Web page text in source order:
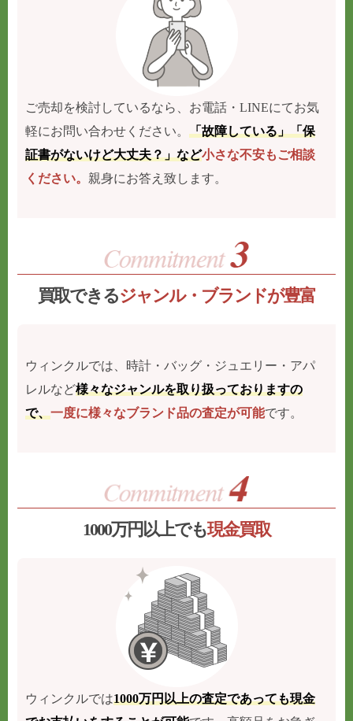
ご売却を検討しているなら、お電話・LINEにてお気
軽にお問い合わせください。「故障している」「保
証書がないけど大丈夫？」など小さな不安もご相談
ください。 親身にお答え致します。
買取できるジャンル・ブランドが豊富
ウィンクルでは、時計・バッグ・ジュエリー・アパ
レルなど様々なジャンルを取り扱っておりますの
で、一度に様々なブランド品の査定が可能です。
1000万円以上でも現金買取
ウィンクルでは1000万円以上の査定であっても現金